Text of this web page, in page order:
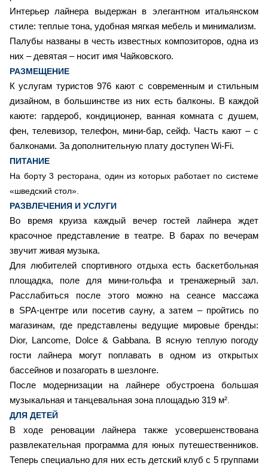
Интерьер лайнера выдержан в элегантном итальянском
стиле: теплые тона, удобная мягкая мебель и минимализм.
Палубы названы в честь известных композиторов, одна из
них – девятая – носит имя Чайковского.
РАЗМЕЩЕНИЕ
К услугам туристов 976 кают с современным и стильным
дизайном, в большинстве из них есть балконы. В каждой
каюте: гардероб, кондиционер, ванная комната с душем,
фен, телевизор, телефон, мини-бар, сейф. Часть кают – с
балконами. За дополнительную плату доступен Wi-Fi.
ПИТАНИЕ
На борту 3 ресторана, один из которых работает по системе
«шведский стол».
РАЗВЛЕЧЕНИЯ И УСЛУГИ
Во время круиза каждый вечер гостей лайнера ждет
красочное представление в театре. В барах по вечерам
звучит живая музыка.
Для любителей спортивного отдыха есть баскетбольная
площадка, поле для мини-гольфа и тренажерный зал.
Расслабиться после этого можно на сеансе массажа
в SPA-центре или посетив сауну, а затем – пройтись по
магазинам, где представлены ведущие мировые бренды:
Dior, Lancome, Dolce & Gabbana. В ясную теплую погоду
гости лайнера могут поплавать в одном из открытых
бассейнов и позагорать в шезлонге.
После модернизации на лайнере обустроена большая
музыкальная и танцевальная зона площадью 319 м²
ДЛЯ ДЕТЕЙ
В ходе реновации лайнера также усовершенствована
развлекательная программа для юных путешественников.
Теперь специально для них есть детский клуб с 5 группами